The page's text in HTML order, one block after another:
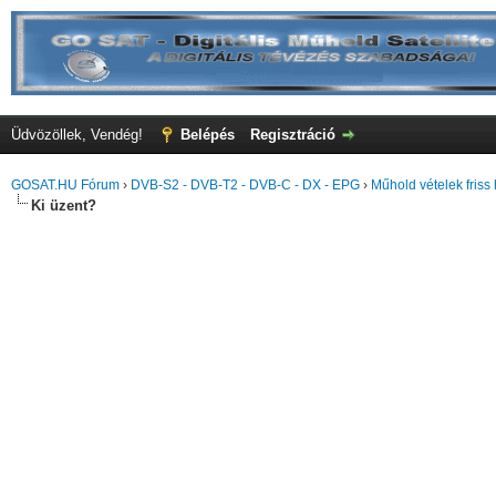
Üdvözöllek, Vendég! Belépés Regisztráció
GOSAT.HU Fórum › DVB-S2 - DVB-T2 - DVB-C - DX - EPG › Műhold vételek friss
Ki üzent?